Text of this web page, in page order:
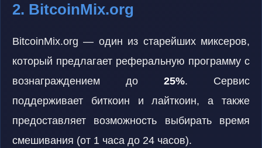
2. BitcoinMix.org
BitcoinMix.org — один из старейших миксеров,
который предлагает реферальную программу с
вознаграждением до 25%. Сервис
поддерживает биткоин и лайткоин, а также
предоставляет возможность выбирать время
смешивания (от 1 часа до 24 часов).